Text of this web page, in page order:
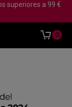
superiores a 99 €
0